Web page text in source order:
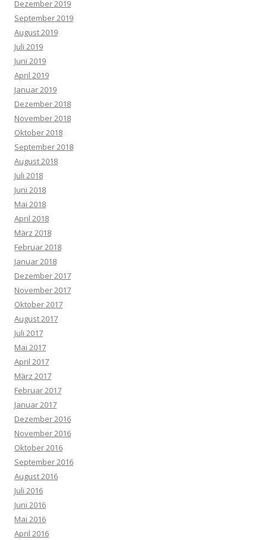
Dezember 2019
September 2019
August 2019
Juli 2019
Juni 2019
April 2019
Januar 2019
Dezember 2018
November 2018
Oktober 2018
September 2018
August 2018
Juli 2018
Juni 2018
Mai 2018
April 2018
März 2018
Februar 2018
Januar 2018
Dezember 2017
November 2017
Oktober 2017
August 2017
Juli 2017
Mai 2017
April 2017
März 2017
Februar 2017
Januar 2017
Dezember 2016
November 2016
Oktober 2016
September 2016
August 2016
Juli 2016
Juni 2016
Mai 2016
April 2016